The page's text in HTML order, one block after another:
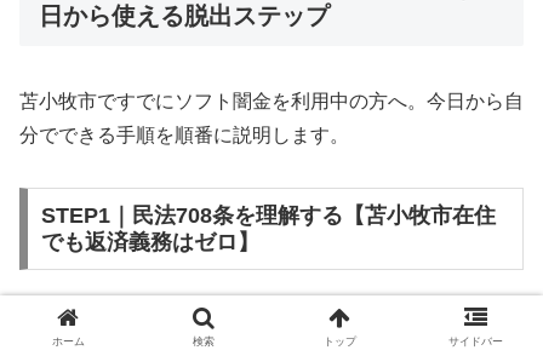
日から使える脱出ステップ
苫小牧市ですでにソフト闇金を利用中の方へ。今日から自
分でできる手順を順番に説明します。
STEP1｜民法708条を理解する【苫小牧市在住
でも返済義務はゼロ】
ソフト闇金を含む闇金との金銭消費貸借契約は、公序良俗
ホーム 検索 トップ サイドバー